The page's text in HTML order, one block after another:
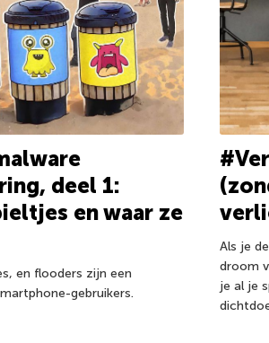
deel 1:
en waar ze
en flooders zijn een
gebruikers.
Als je
droom
je al je